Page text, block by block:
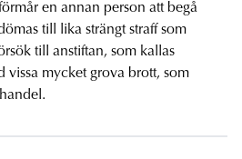
en annan person att begå
till lika strängt straff som
till anstiftan, som kallas
vissa mycket grova brott, som